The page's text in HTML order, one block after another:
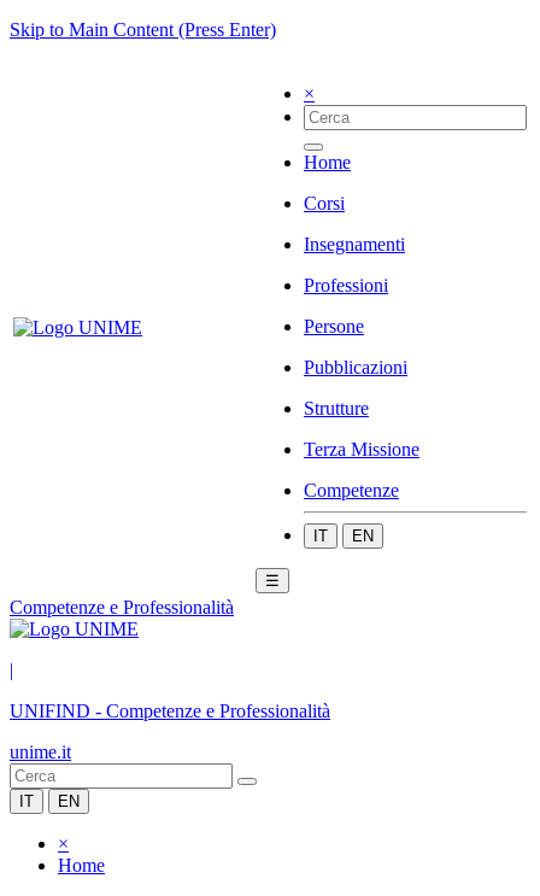
Skip to Main Content (Press Enter)
×
Home
Corsi
Insegnamenti
Professioni
Persone
Pubblicazioni
Strutture
Terza Missione
Competenze
IT EN
☰
Competenze e Professionalità
|
UNIFIND - Competenze e Professionalità
unime.it
IT EN
×
Home